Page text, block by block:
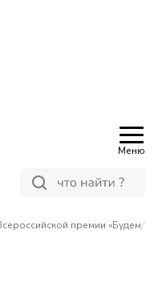
Меню
премии «Будем/